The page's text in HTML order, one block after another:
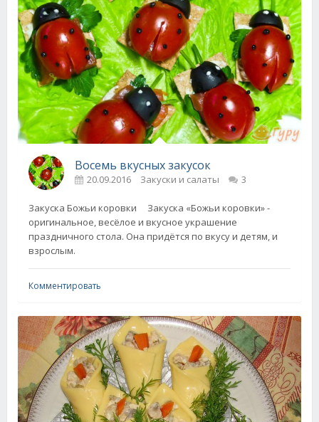
Восемь вкусных закусок
20.09.2016 Закуски и салаты 3
Закуска Божьи коровки Закуска «Божьи коровки» -
оригинальное, весёлое и вкусное украшение
праздничного стола. Она придётся по вкусу и детям, и
взрослым.
Комментировать